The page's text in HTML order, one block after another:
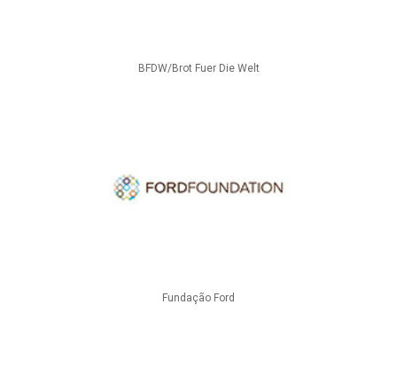
BFDW/Brot Fuer Die Welt
Fundação Ford